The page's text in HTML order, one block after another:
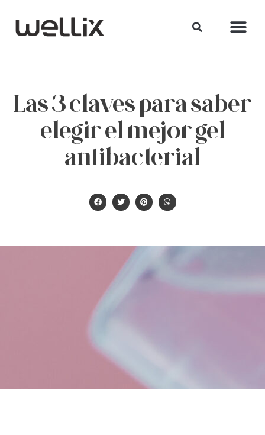
Las 3 claves para saber
elegir el mejor gel
antibacterial